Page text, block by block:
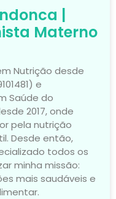
|
Materno
Nutrição desde
e
Saúde do
2017, onde
pela nutrição
Desde então,
todos os
minha missão:
mais saudáveis e